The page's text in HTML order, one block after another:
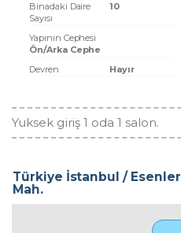
Binadaki Daire
Sayısı
10
Yapının Cephesi
Ön/Arka Cephe
Devren
Hayır
Yuksek giriş 1 oda 1 salon.
Türkiye İstanbul / Esenler
Mah.